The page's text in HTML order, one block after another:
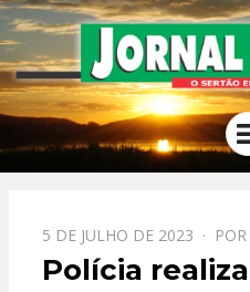
PPOSTADO
EM
5 DE JULHO DE 2023 POR
Polícia